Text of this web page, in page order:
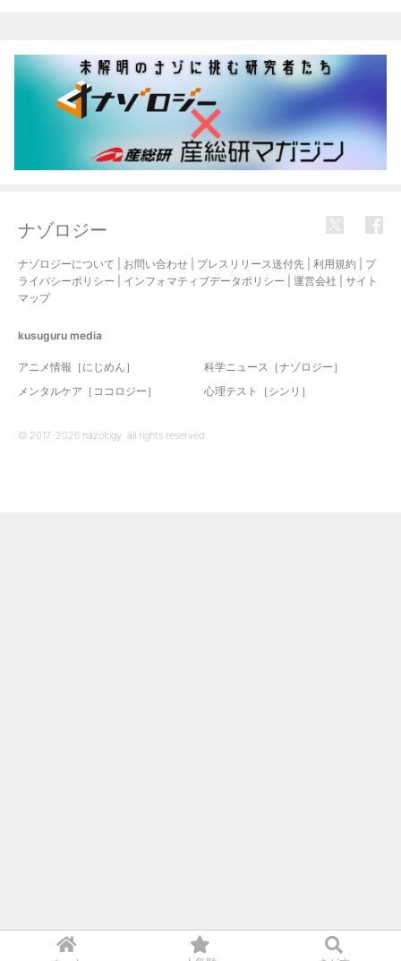
ナゾロジー
ナゾロジーについて お問い合わせ プレスリリース送付先 利用規約
プ
ライバシーポリシー
インフォマティブデータポリシー 運営会社
サイト
マップ
kusuguru media
アニメ情報［にじめん］
科学ニュース［ナゾロジー］
メンタルケア［ココロジー］
心理テスト［シンリ］
© 2017-2026 nazology. all rights reserved.